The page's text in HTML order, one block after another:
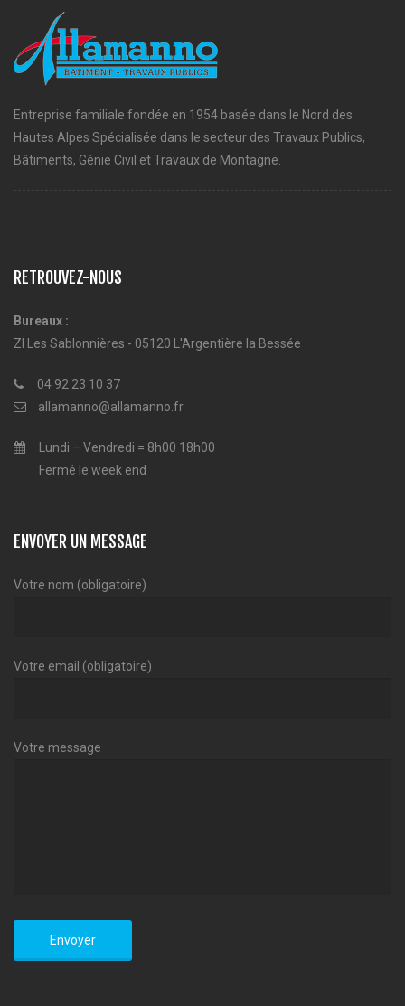
Entreprise familiale fondée en 1954 basée dans le Nord des
Hautes Alpes Spécialisée dans le secteur des Travaux Publics,
Bâtiments, Génie Civil et Travaux de Montagne.
RETROUVEZ-NOUS
Bureaux :
ZI Les Sablonnières - 05120 L'Argentière la Bessée
04 92 23 10 37
allamanno@allamanno.fr
Lundi – Vendredi = 8h00 18h00
Fermé le week end
ENVOYER UN MESSAGE
Votre nom (obligatoire)
Votre email (obligatoire)
Votre message